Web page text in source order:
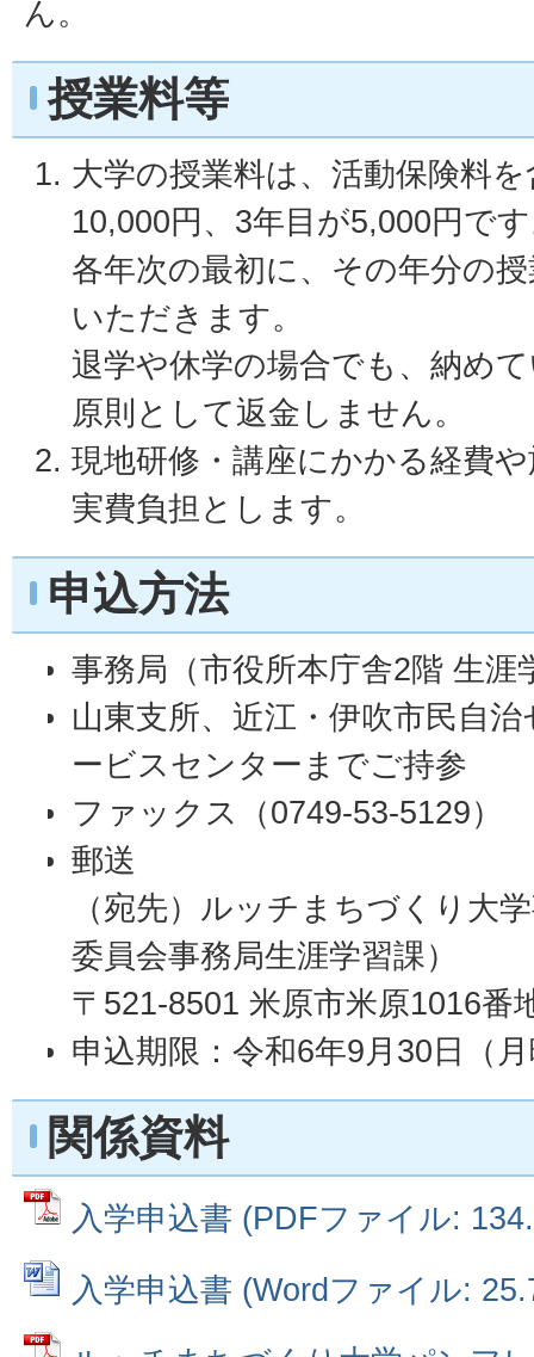
ん。
授業料等
大学の授業料は、活動保険料
10,000円、3年目が5,000円で
各年次の最初に、その年分の
いただきます。
退学や休学の場合でも、納め
原則として返金しません。
現地研修・講座にかかる経費
実費負担とします。
申込方法
事務局（市役所本庁舎2階 生涯
山東支所、近江・伊吹市民自
ービスセンターまでご持参
ファックス（0749-53-5129）
郵送
（宛先）ルッチまちづくり大
委員会事務局生涯学習課）
〒521-8501 米原市米原1016番
申込期限：令和6年9月30日（
関係資料
入学申込書 (PDFファイル:
入学申込書 (Wordファイル: